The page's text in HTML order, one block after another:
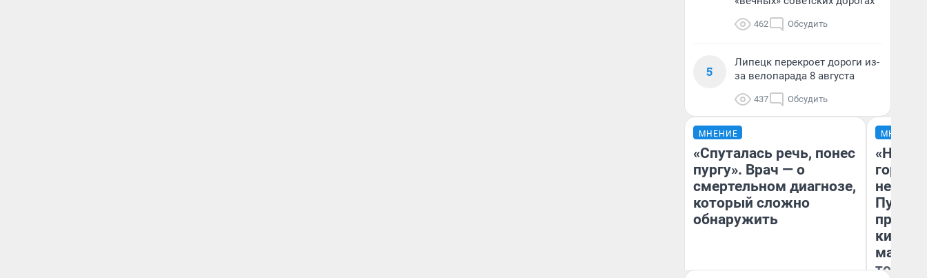
462 Обсудить
5
Липецк перекроет дороги из-
за велопарада 8 августа
437 Обсудить
МНЕНИЕ
«Спуталась речь, понес
пургу». Врач — о
смертельном диагнозе,
который сложно
обнаружить
МНЕНИЕ
«Нет
того